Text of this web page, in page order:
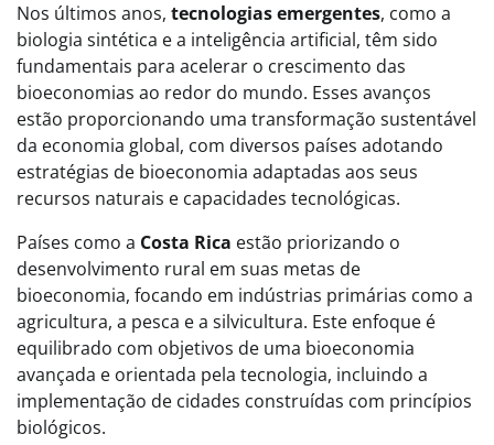
Nos últimos anos, tecnologias emergentes, como a
biologia sintética e a inteligência artificial, têm sido
fundamentais para acelerar o crescimento das
bioeconomias ao redor do mundo. Esses avanços
estão proporcionando uma transformação sustentável
da economia global, com diversos países adotando
estratégias de bioeconomia adaptadas aos seus
recursos naturais e capacidades tecnológicas.
Países como a Costa Rica estão priorizando o
desenvolvimento rural em suas metas de
bioeconomia, focando em indústrias primárias como a
agricultura, a pesca e a silvicultura. Este enfoque é
equilibrado com objetivos de uma bioeconomia
avançada e orientada pela tecnologia, incluindo a
implementação de cidades construídas com princípios
biológicos.